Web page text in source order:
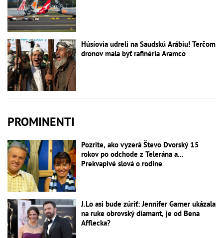
Húsíovia udreli na Saudskú Arábiu! Terčom
dronov mala byť rafinéria Aramco
PROMINENTI
Pozrite, ako vyzerá Števo Dvorský 15
rokov po odchode z Telerána a...
Prekvapivé slová o rodine
J.Lo asi bude zúriť: Jennifer Garner ukázala
na ruke obrovský diamant, je od Bena
Afflecka?